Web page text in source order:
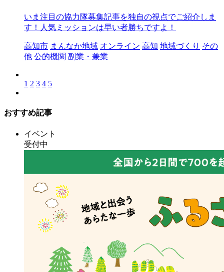
いま注目の協力隊募集記事を独自の視点でご紹介しま
す！人気ミッションは早い者勝ちですよ！
高知市 まんなか地域 オンライン 高知 地域づくり その
他 公的機関 副業・兼業
1 2 3 4 5
おすすめ記事
イベント
受付中